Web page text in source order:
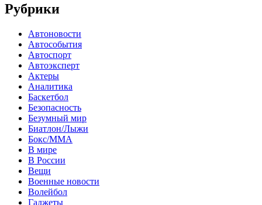
Рубрики
Автоновости
Автособытия
Автоспорт
Автоэксперт
Актеры
Аналитика
Баскетбол
Безопасность
Безумный мир
Биатлон/Лыжи
Бокс/MMA
В мире
В России
Вещи
Военные новости
Волейбол
Гаджеты